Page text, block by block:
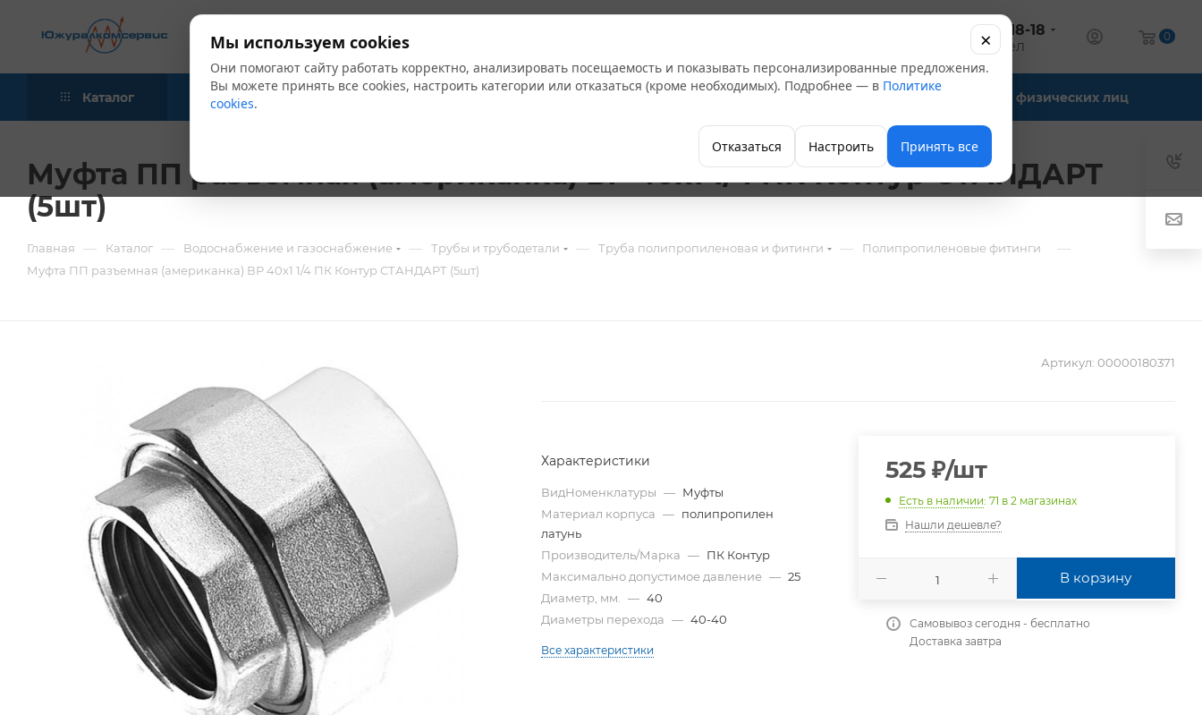
+7 (347) 246-18-18
оптовый отдел
0
Каталог Акции Бренды Компания Офис-склады Для физических лиц
Муфта ПП разъемная (американка) ВР 40х1 1/4 ПК Контур СТАНДАРТ
(5шт)
Главная — Каталог — Водоснабжение и газоснабжение — Трубы и трубодетали — Труба полипропиленовая и фитинги — Полипропиленовые фитинги —
Муфта ПП разъемная (американка) ВР 40х1 1/4 ПК Контур СТАНДАРТ (5шт)
Артикул: 00000180371
Характеристики
ВидНоменклатуры — Муфты
Материал корпуса — полипропилен
латунь
Производитель/Марка — ПК Контур
Максимально допустимое давление — 25
Диаметр, мм.
— 40
Диаметры перехода — 40-40
Все характеристики
525₽/шт
Есть в наличии: 71 в 2 магазинах
Нашли дешевле?
В корзину
Самовывоз сегодня - бесплатно
Доставка завтра
Мы используем cookies
Они помогают сайту работать корректно, анализировать посещаемость и показывать персонализированные предложения.
Вы можете принять все cookies, настроить категории или отказаться (кроме необходимых). Подробнее — в Политике
cookies.
Отказаться Настроить Принять все
×